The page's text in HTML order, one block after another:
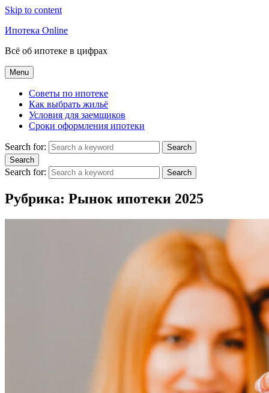
Skip to content
Ипотека Online
Всё об ипотеке в цифрах
Menu
Советы по ипотеке
Как выбрать жильё
Условия для заемщиков
Сроки оформления ипотеки
Search for:
Search
Search
Search for: Search
Рубрика: Рынок ипотеки 2025